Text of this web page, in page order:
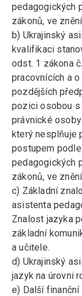
pedagogických
zákonů, ve
b) Ukrajinský
kvalifikaci
odst. 1 zákona
pracovnících a
pozdějších
pozici osobou
právnické
který nesplňuje
postupem
pedagogických
zákonů, ve
c) Základní
asistenta
Znalost jazyka
základní
a učitele.
d) Ukrajinský
jazyk na úrovni
e) Další